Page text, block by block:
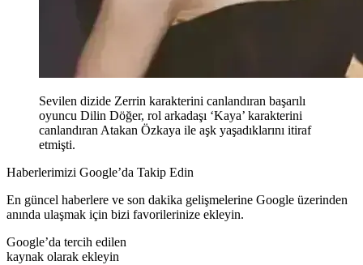
Sevilen dizide Zerrin karakterini canlandıran başarılı
oyuncu Dilin Döğer, rol arkadaşı ‘Kaya’ karakterini
canlandıran Atakan Özkaya ile aşk yaşadıklarını itiraf
etmişti.
Haberlerimizi Google’da Takip Edin
En güncel haberlere ve son dakika gelişmelerine Google üzerinden
anında ulaşmak için bizi favorilerinize ekleyin.
Google’da tercih edilen
kaynak olarak ekleyin